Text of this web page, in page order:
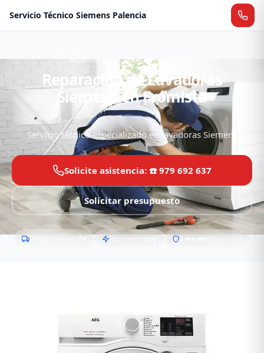
Servicio Técnico Siemens Palencia
Reparación Lavadoras Siemens Frómista
Reparación de Lavadoras
Siemens en Frómista
Servicio técnico especializado en lavadoras Siemens
Solicite asistencia: ☎️ 979 692 637
Solicitar presupuesto
Desplazamiento 0€ Reparamos hoy 3 mesesde garantía